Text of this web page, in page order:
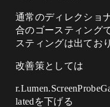
通常のディレクショ
合のゴースティング
スティングは出てお
改善策としては
latedを下げる